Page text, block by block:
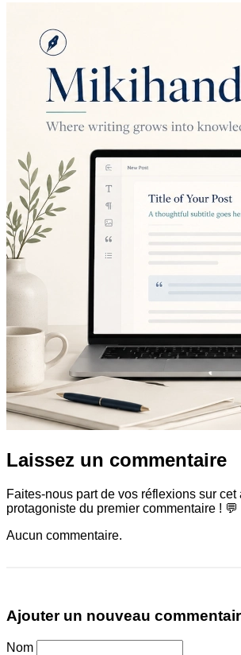
Laissez un commentaire
Faites-nous part de vos réflexions sur
protagoniste du premier commentaire ! 💬
Aucun commentaire.
Ajouter un nouveau
Nom